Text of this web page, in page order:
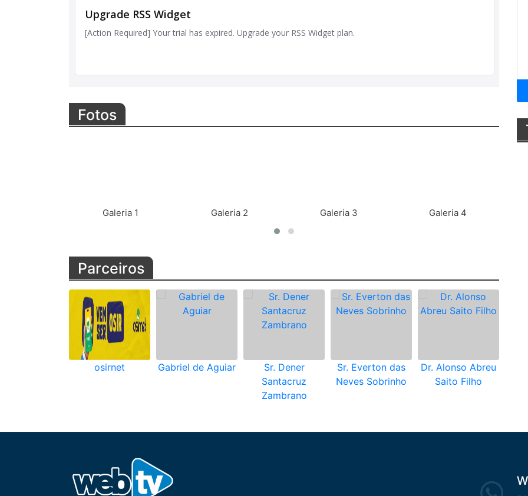
Fotos
Galeria 1 Galeria 2 Galeria 3 Galeria 4
Parceiros
osirnet Gabriel de Aguiar
Sr. Dener
Santacruz
Zambrano
Sr. Everton das
Neves Sobrinho
Dr. Alonso Abreu
Saito Filho